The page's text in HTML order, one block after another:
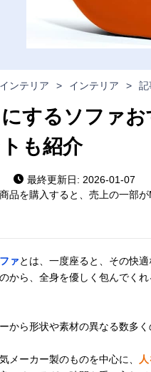
ンテリア > インテリア > 記
するソファ
も紹介
最終更新日: 2026-01-07
品を購入すると、売上の一部が
ァとは、一度座ると、その快
から、全身を優しく包んでく
から形状や素材の異なる数多く
メーカー製のものを中心に、